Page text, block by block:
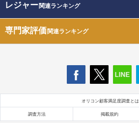
レジャー関連ランキング
専門家評価関連ランキング
オリコン顧客満足度調査とは
調査方法 掲載規約